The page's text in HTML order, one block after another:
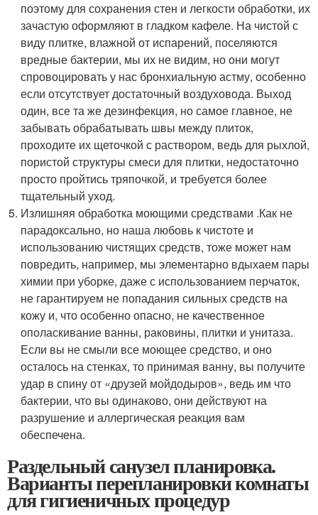
поэтому для сохранения стен и легкости обработки, их
зачастую оформляют в гладком кафеле. На чистой с
виду плитке, влажной от испарений, поселяются
вредные бактерии, мы их не видим, но они могут
спровоцировать у нас бронхиальную астму, особенно
если отсутствует достаточный воздуховода. Выход
один, все та же дезинфекция, но самое главное, не
забывать обрабатывать швы между плиток,
проходите их щеточкой с раствором, ведь для рыхлой,
пористой структуры смеси для плитки, недостаточно
просто пройтись тряпочкой, и требуется более
тщательный уход.
Излишняя обработка моющими средствами .Как не
парадоксально, но наша любовь к чистоте и
использованию чистящих средств, тоже может нам
повредить, например, мы элементарно вдыхаем пары
химии при уборке, даже с использованием перчаток,
не гарантируем не попадания сильных средств на
кожу и, что особенно опасно, не качественное
ополаскивание ванны, раковины, плитки и унитаза.
Если вы не смыли все моющее средство, и оно
осталось на стенках, то принимая ванну, вы получите
удар в спину от «друзей мойдодыров», ведь им что
бактерии, что вы одинаково, они действуют на
разрушение и аллергическая реакция вам
обеспечена.
Раздельный санузел планировка.
Варианты перепланировки комнаты
для гигиеничных процедур